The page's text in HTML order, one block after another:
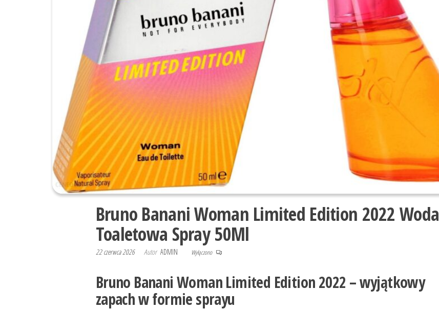
Bruno Banani Woman Limited Edition 2022 Woda
Toaletowa Spray 50Ml
22 czerwca 2026 Autor ADMIN Wyłączono
Bruno Banani Woman Limited Edition 2022 – wyjątkowy
zapach w formie sprayu